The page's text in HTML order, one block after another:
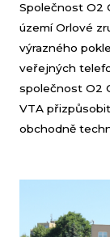
Společnost O2
území Orlové
výrazného
veřejných
společnost O2
VTA
obchodně